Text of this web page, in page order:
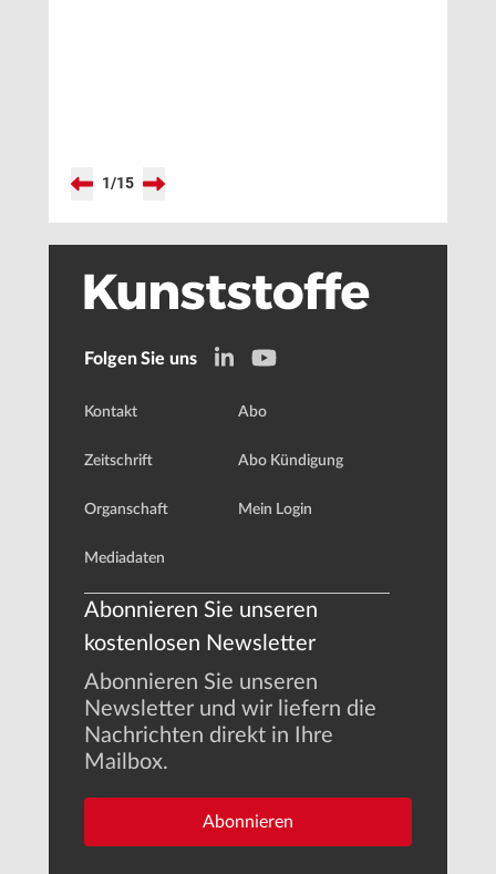
1/15
Folgen Sie uns
Kontakt
Zeitschrift
Organschaft
Mediadaten
Abo
Abo Kündigung
Mein Login
Abonnieren Sie unseren
kostenlosen Newsletter
Abonnieren Sie unseren
Newsletter und wir liefern die
Nachrichten direkt in Ihre
Mailbox.
Abonnieren